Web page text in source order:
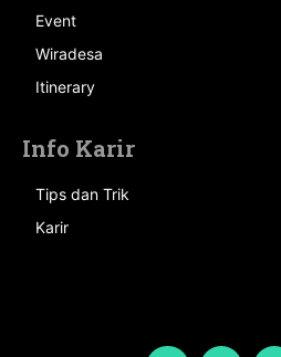
Event
Wiradesa
Itinerary
Info Karir
Tips dan Trik
Karir